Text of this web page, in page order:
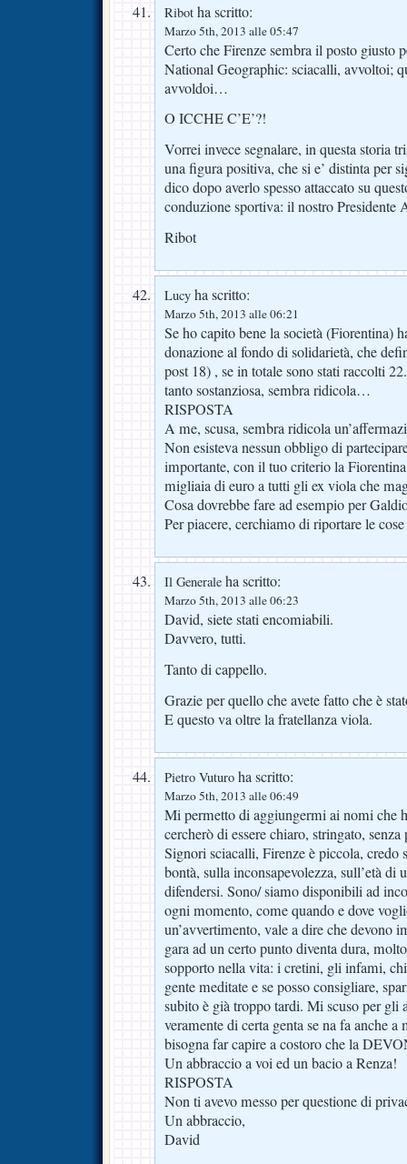
Ribot ha scritto:
Marzo 5th, 2013 alle 05:47
Certo che Firenze sembra il posto giusto
National Geographic: sciacalli, avvoltoi;
avvoldoi…
O ICCHE C’E’?!
Vorrei invece segnalare, in questa storia
una figura positiva, che si e’ distinta per
dico dopo averlo spesso attaccato su
conduzione sportiva: il nostro Presidente
Ribot
Lucy ha scritto:
Marzo 5th, 2013 alle 06:21
Se ho capito bene la società (Fiorentina)
donazione al fondo di solidarietà, che
post 18) , se in totale sono stati raccolti
tanto sostanziosa, sembra ridicola…
RISPOSTA
A me, scusa, sembra ridicola
Non esisteva nessun obbligo di
importante, con il tuo criterio la
migliaia di euro a tutti gli ex viola che
Cosa dovrebbe fare ad esempio per
Per piacere, cerchiamo di riportare le
Il Generale ha scritto:
Marzo 5th, 2013 alle 06:23
David, siete stati encomiabili.
Davvero, tutti.
Tanto di cappello.
Grazie per quello che avete fatto che è
E questo va oltre la fratellanza viola.
Pietro Vuturo ha scritto:
Marzo 5th, 2013 alle 06:49
Mi permetto di aggiungermi ai nomi che
cercherò di essere chiaro, stringato,
Signori sciacalli, Firenze è piccola, credo
bontà, sulla inconsapevolezza, sull’età di
difendersi. Sono/ siamo disponibili ad
ogni momento, come quando e dove
un’avvertimento, vale a dire che devono
gara ad un certo punto diventa dura,
sopporto nella vita: i cretini, gli infami,
gente meditate e se posso consigliare,
subito è già troppo tardi. Mi scuso per gli
veramente di certa genta se na fa anche a
bisogna far capire a costoro che la
Un abbraccio a voi ed un bacio a Renza!
RISPOSTA
Non ti avevo messo per questione di
Un abbraccio,
David